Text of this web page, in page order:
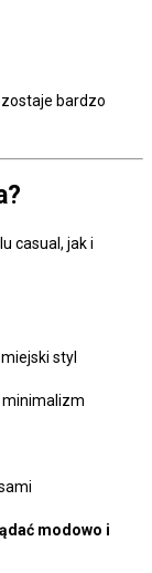
bardzo
casual, jak i
styl
minimalizm
modowo i